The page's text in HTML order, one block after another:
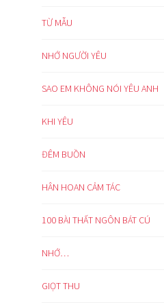
TỪ MẪU
NHỚ NGƯỜI YÊU
SAO EM KHÔNG NÓI YÊU ANH
KHI YÊU
ĐÊM BUỒN
HÂN HOAN CẢM TÁC
100 BÀI THẤT NGÔN BÁT CÚ
NHỚ…
GIỌT THU